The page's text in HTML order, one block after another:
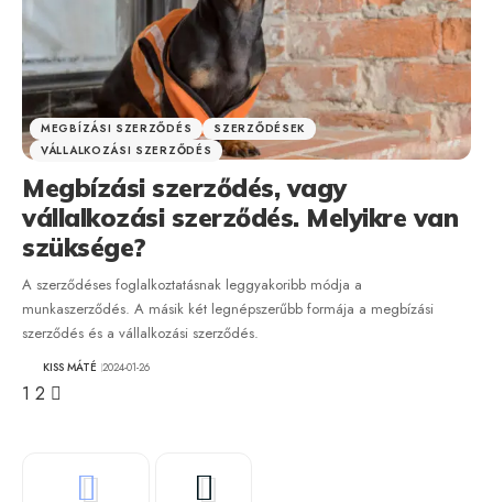
MEGBÍZÁSI SZERZŐDÉS
SZERZŐDÉSEK
VÁLLALKOZÁSI SZERZŐDÉS
Megbízási szerződés, vagy
vállalkozási szerződés. Melyikre van
szüksége?
A szerződéses foglalkoztatásnak leggyakoribb módja a
munkaszerződés. A másik két legnépszerűbb formája a megbízási
szerződés és a vállalkozási szerződés.
KISS MÁTÉ 2024-01-26
1 2